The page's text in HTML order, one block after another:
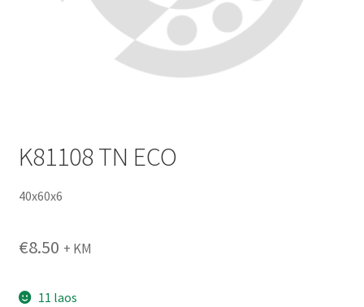
K81108 TN ECO
40x60x6
€8.50 + KM
11 laos